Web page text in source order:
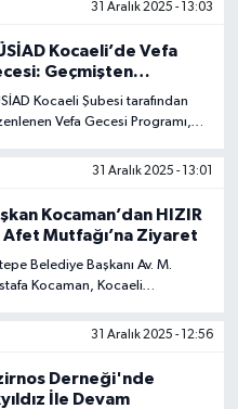
31 Aralık 2025 - 13:03
Kocaeli’de Vefa
Geçmişten
Güçlü Birliktelik
Kocaeli Şubesi tarafından
Vefa Gecesi Programı,
ve yönetim kurulu
31 Aralık 2025 - 13:01
Kocaman’dan HIZIR
Afet Mutfağı’na Ziyaret
Belediye Başkanı Av. M.
Kocaman, Kocaeli
kapasitesini
31 Aralık 2025 - 12:56
Derneği'nde
İle Devam